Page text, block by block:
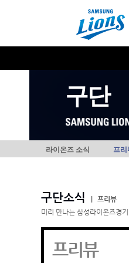
구단
라이온즈 소식 프리
구단소식
프리뷰
미리 만나는 삼성라이온즈경
프리뷰